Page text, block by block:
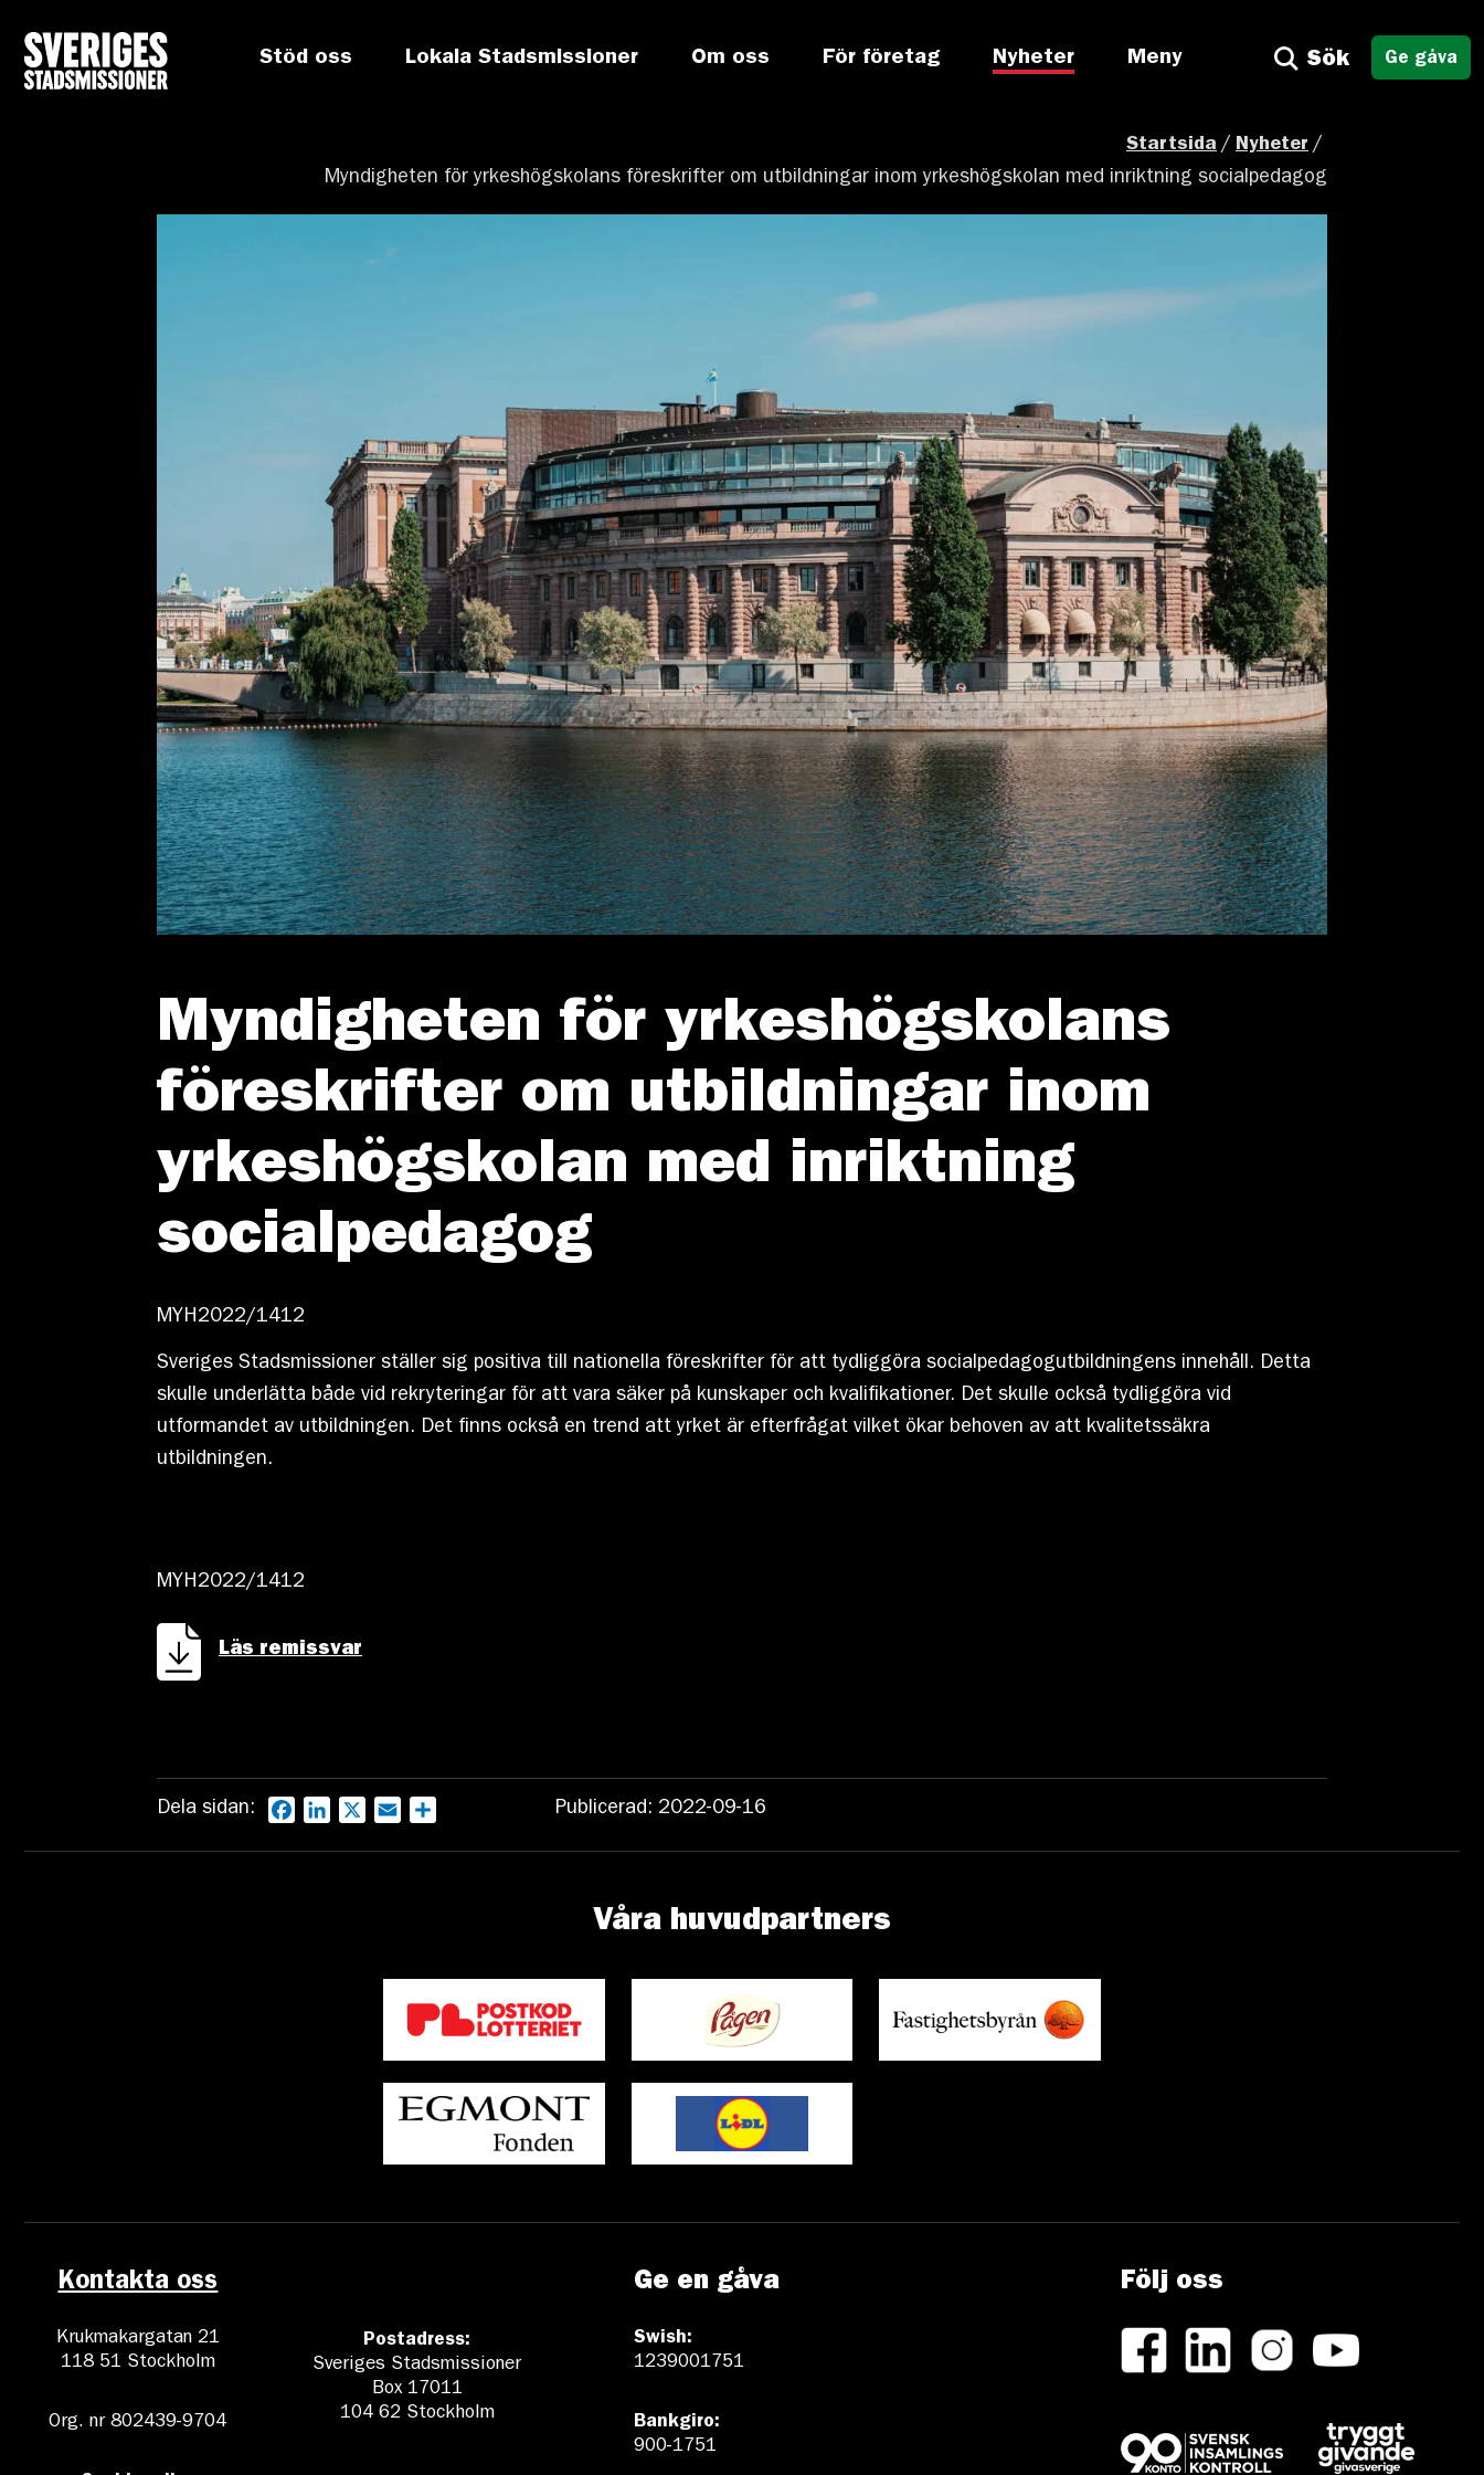
Stöd oss Lokala Stadsmissioner Om oss För företag Nyheter Meny Sök Ge gåva
Startsida / Nyheter /
Myndigheten för yrkeshögskolans föreskrifter om utbildningar inom yrkeshögskolan med inriktning socialpedagog
Myndigheten för yrkeshögskolans
föreskrifter om utbildningar inom
yrkeshögskolan med inriktning
socialpedagog
MYH2022/1412
Sveriges Stadsmissioner ställer sig positiva till nationella föreskrifter för att tydliggöra socialpedagogutbildningens innehåll. Detta
skulle underlätta både vid rekryteringar för att vara säker på kunskaper och kvalifikationer. Det skulle också tydliggöra vid
utformandet av utbildningen. Det finns också en trend att yrket är efterfrågat vilket ökar behoven av att kvalitetssäkra
utbildningen.
MYH2022/1412
Läs remissvar
Dela sidan: FacebookLinkedIn Email Publicerad: 2022-09-16
Våra huvudpartners
Kontakta oss
Krukmakargatan 21
118 51 Stockholm
Org. nr 802439-9704
Postadress:
Sveriges Stadsmissioner
Box 17011
104 62 Stockholm
Ge en gåva
Swish:
1239001751
Bankgiro:
900-1751
Följ oss